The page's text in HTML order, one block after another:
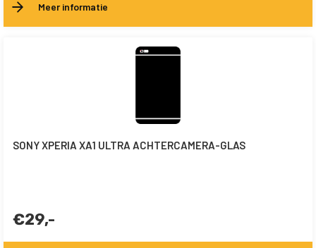
Meer informatie
SONY XPERIA XA1 ULTRA ACHTERCAMERA-GLAS
€29,-